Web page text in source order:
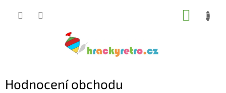
Hodnocení obchodu